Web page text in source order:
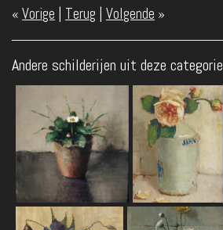
« Vorige | Terug | Volgende »
Andere schilderijen uit deze categorie